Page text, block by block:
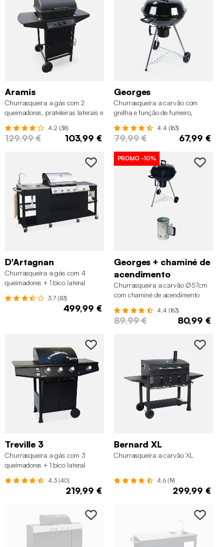
Aramis
Churrasqueira a gás com 2
queimadores, prateleiras laterais e
4.2 (38)
129,99 € 103,99 €
Georges
Churrasqueira a carvão com
grelha e função de fumeiro,
4.4 (163)
79,99 € 67,99 €
D'Artagnan
Churrasqueira a gás com 4
queimadores + 1 bico lateral
3.7 (83)
499,99 €
PROMO -10%
Georges + chaminé de
acendimento
Churrasqueira a carvão Ø57cm
com chaminé de acendimento
4.4 (163)
89,99 € 80,99 €
Treville 3
Churrasqueira a gás com 3
queimadores + 1 bico lateral
4.3 (40)
219,99 €
Bernard XL
Churrasqueira a carvão XL
4.6 (19)
299,99 €